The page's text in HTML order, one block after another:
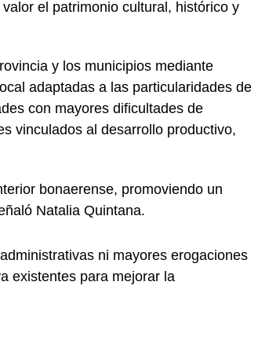
el patrimonio cultural, histórico y
y los municipios mediante
adaptadas a las particularidades de
con mayores dificultades de
vinculados al desarrollo productivo,
bonaerense, promoviendo un
Natalia Quintana.
ni mayores erogaciones
existentes para mejorar la